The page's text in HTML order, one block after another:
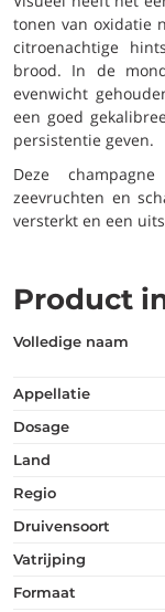
tonen van oxidatie
citroenachtige
brood. In de
evenwicht
een goed
persistentie geven.
Deze
zeevruchten en
versterkt en een
Product
volledige naam
appellatie
dosage
land
regio
druivensoort
vatrijping
formaat